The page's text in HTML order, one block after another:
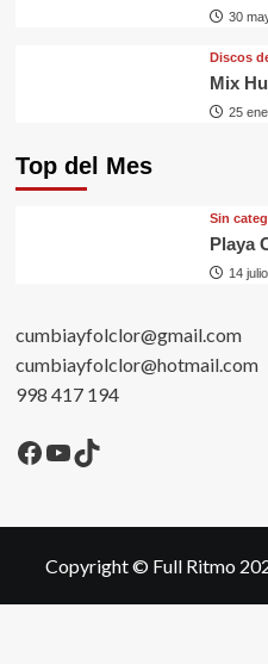
30
Discos
Mix
25
Top del Mes
Sin
Playa
14
cumbiayfolclor@gmail.com
cumbiayfolclor@hotmail.com
998 417 194
Facebook
YouTube
TikTok
Copyright © Full Ritmo